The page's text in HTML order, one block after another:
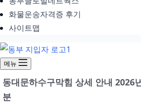
화물운송자격증 후기
사이트맵
메뉴
동대문하수구막힘 상세 안내 2026
분